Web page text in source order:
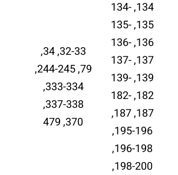
134, 134-
135, 135-
136, 136-
137, 137-
139, 139-
182, 182-
187, 187,
195-196,
196-198,
198-200,
32-33, 34,
79, 244-245,
333-334,
337-338,
370, 479